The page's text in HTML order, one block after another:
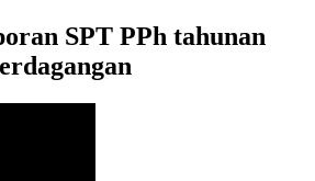
SPT PPh tahunan